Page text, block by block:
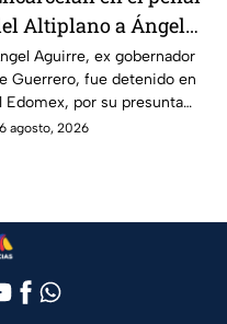
Altiplano a Ángel
ex gobernador
Guerrero por caso
Aguirre, ex gobernador
Guerrero, fue detenido en
Edomex, por su presunta
en la
agosto, 2026